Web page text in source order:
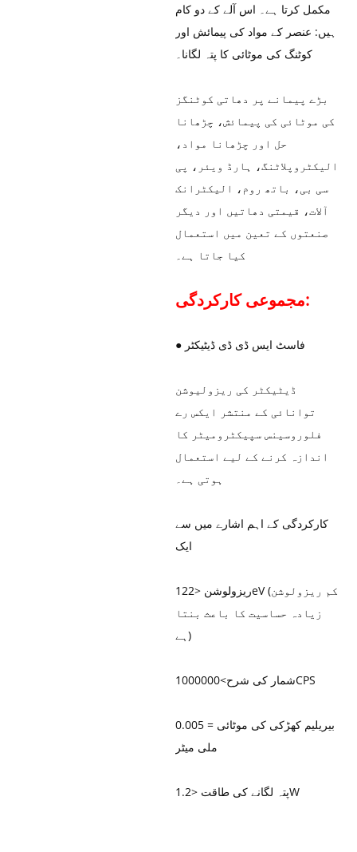
مکمل کرتا ہے۔ اس آلے کے دو کام
ہیں: عنصر کے مواد کی پیمائش اور
کوٹنگ کی موٹائی کا پتہ لگانا۔
بڑے پیمانے پر دھاتی کوٹنگز
کی موٹائی کی پیمائش، چڑھانا
حل اور چڑھانا مواد،
الیکٹروپلاٹنگ، ہارڈ ویئر، پی
سی بی، باتھ روم، الیکٹرانک
آلات، قیمتی دھاتیں اور دیگر
صنعتوں کے تعین میں استعمال
کیا جاتا ہے۔
مجموعی کارکردگی:
● فاسٹ ایس ڈی ڈی ڈیٹیکٹر
ڈیٹیکٹر کی ریزولیوشن
توانائی کے منتشر ایکس رے
فلوروسینس سپیکٹرومیٹر کا
اندازہ کرنے کے لیے استعمال
ہوتی ہے۔
کارکردگی کے اہم اشارے میں سے
ایک
ریزولوشن <122eV (کم ریزولوشن
زیادہ حساسیت کا باعث بنتا
ہے)
شمار کی شرح>1000000CPS
بیریلیم کھڑکی کی موٹائی = 0.005
ملی میٹر
پتہ لگانے کی طاقت <1.2W